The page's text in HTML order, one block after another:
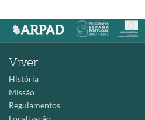
Viver
História
Missão
Regulamentos